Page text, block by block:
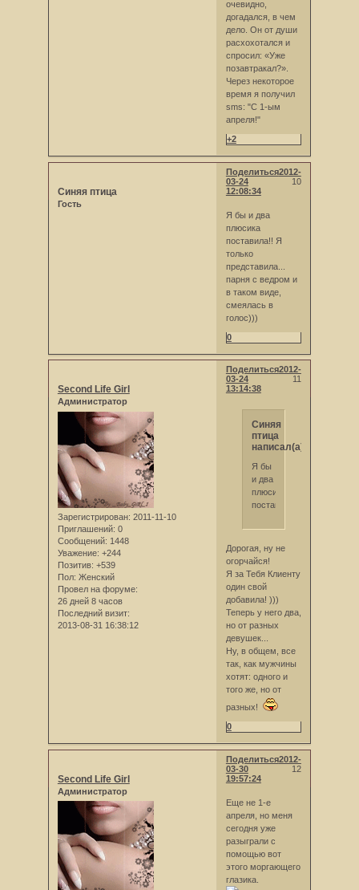
очевидно,
догадался, в чем
дело. Он от души
расхохотался и
спросил: «Уже
позавтракал?».
Через некоторое
время я получил
sms: "С 1-ым
апреля!"
+2
Поделиться
10
2012-
03-24
12:08:34
Синяя птица
Гость
Я бы и два
плюсика
поставила!! Я
только
представила...
парня с ведром и
в таком виде,
смеялась в
голос)))
0
Поделиться
11
2012-
03-24
13:14:38
Second Life Girl
Администратор
Зарегистрирован: 2011-11-10
Приглашений: 0
Сообщений: 1448
Уважение: +244
Позитив: +539
Пол: Женский
Провел на форуме:
26 дней 8 часов
Последний визит:
2013-08-31 16:38:12
Синяя
птица
написал(а):
Я бы
и два
плюсика
поставила!
Дорогая, ну не
огорчайся!
Я за Тебя Клиенту
один свой
добавила! )))
Теперь у него два,
но от разных
девушек...
Ну, в общем, все
так, как мужчины
хотят: одного и
того же, но от
разных!
0
Поделиться
12
2012-
03-30
19:57:24
Second Life Girl
Администратор
Еще не 1-е
апреля, но меня
сегодня уже
разыграли с
помощью вот
этого моргающего
глазика.